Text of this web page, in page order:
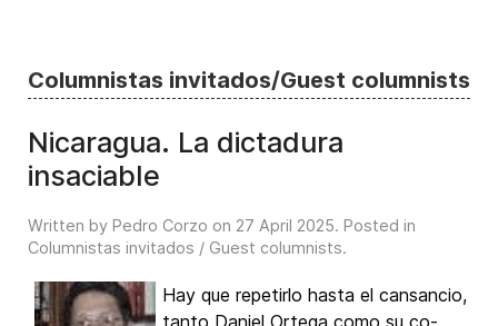
Columnistas invitados/Guest columnists
Nicaragua. La dictadura
insaciable
Written by Pedro Corzo on 27 April 2025. Posted in
Columnistas invitados / Guest columnists.
Hay que repetirlo hasta el cansancio,
tanto Daniel Ortega como su co-